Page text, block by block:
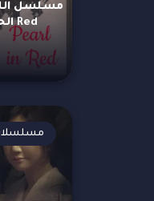
Red الحلقة 102 مترجمة